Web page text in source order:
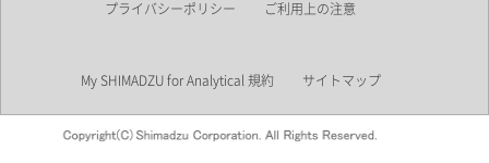
プライバシーポリシー ご利用上の注意
My SHIMADZU for Analytical 規約 サイトマップ